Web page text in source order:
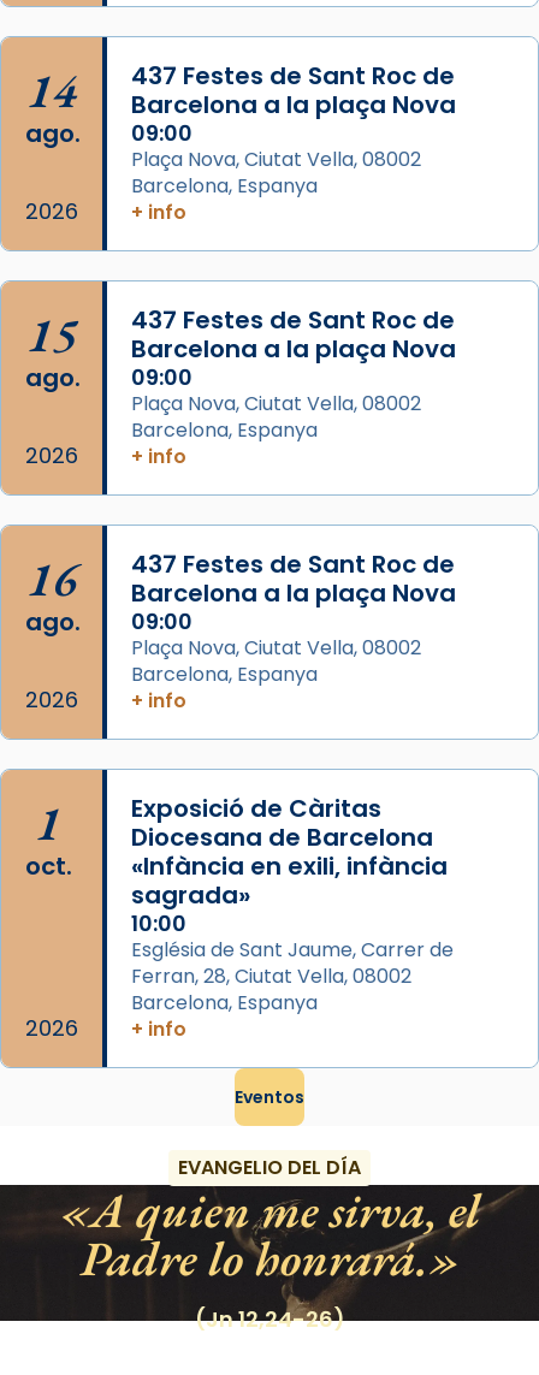
Arquebisbat de Barcelona
2 weeks ago
Memòria de les santes Juliana i
Semproniana, verges i màrtirs.
Acompanyant la història de sant Cugat, a
partir de l’Edat Mitjana sorgeix la tradició
que les santes Juliana (“relatiu a Júlia”) i
Semproniana (“relatiu a Semprònia =
eterna”) són deixebles seves. I l’any 1667, el
frare Joan Gaspar Roig, afirma en una obra
que les santes són filles de l’antiga Iluro.
Mataró en reivindicarà les relíq
...
14
ago.
2026
437 Festes de Sant Roc de
Barcelona a la plaça Nova
09:00
Plaça Nova, Ciutat Vella, 08002
Barcelona, Espanya
+ info
15
ago.
2026
437 Festes de Sant Roc de
Barcelona a la plaça Nova
09:00
Plaça Nova, Ciutat Vella, 08002
Barcelona, Espanya
+ info
16
ago.
2026
437 Festes de Sant Roc de
Barcelona a la plaça Nova
09:00
Plaça Nova, Ciutat Vella, 08002
Barcelona, Espanya
+ info
1
oct.
2026
Exposició de Càritas
Diocesana de Barcelona
«Infància en exili, infància
sagrada»
10:00
Església de Sant Jaume, Carrer de
Ferran, 28, Ciutat Vella, 08002
Barcelona, Espanya
+ info
Eventos
EVANGELIO DEL DÍA
A quien me sirva, el
Padre lo honrará.
(Jn 12,24-26)